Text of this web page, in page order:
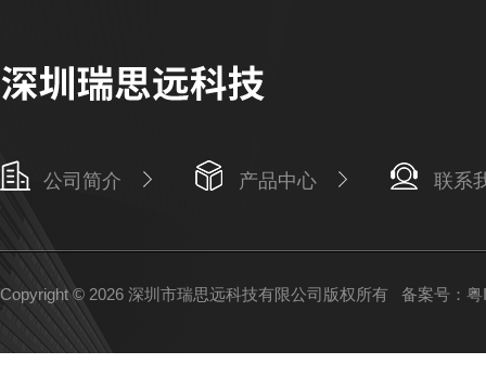
公司简介 产品中心 联系
Copyright © 2026 深圳市瑞思远科技有限公司版权所有 备案号：